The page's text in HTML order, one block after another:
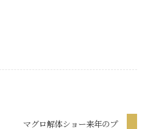
マグロ解体ショー来年のプ